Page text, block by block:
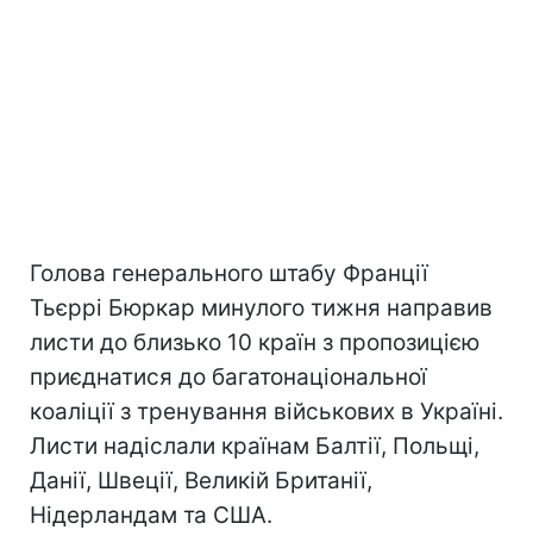
Голова генерального штабу Франції
Тьєррі Бюркар минулого тижня направив
листи до близько 10 країн з пропозицією
приєднатися до багатонаціональної
коаліції з тренування військових в Україні.
Листи надіслали країнам Балтії, Польщі,
Данії, Швеції, Великій Британії,
Нідерландам та США.